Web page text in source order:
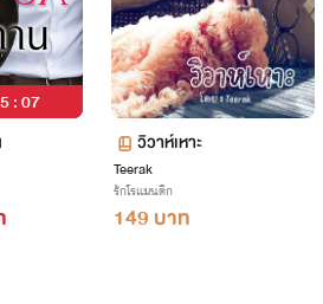
: 06
วิวาห์เหาะ
Teerak
รักโรแมนติก
149 บาท